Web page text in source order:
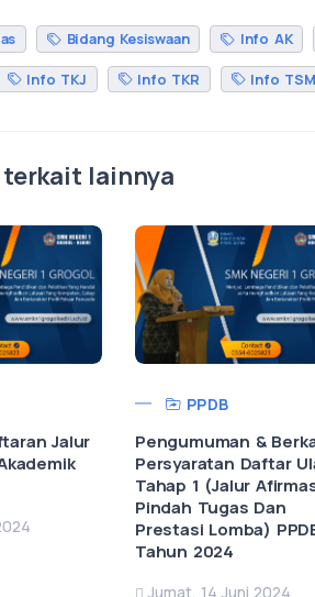
Bidang Kesiswaan Info AK
Info TKJ Info TKR Info TSM
lainnya
Jalur
PPDB
Pengumuman &
Persyaratan Daftar
Tahap 1 (Jalur
Pindah Tugas Dan
Prestasi Lomba)
Tahun 2024
Jumat, 14 Juni 2024